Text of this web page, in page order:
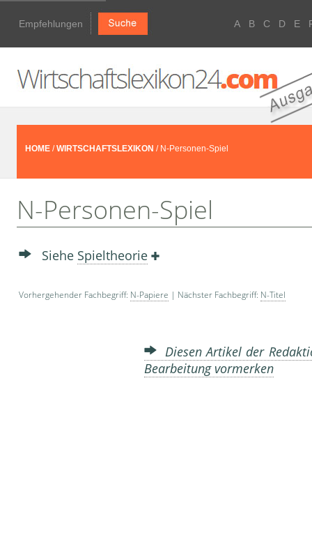
Empfehlungen A B C D E
HOME /WIRTSCHAFTSLEXIKON / N-Personen-Spiel
N-Personen-Spiel
Siehe Spieltheorie
Vorhergehender Fachbegriff: N-Papiere | Nächster Fachbegriff: N-Titel
Diesen Artikel der
Bearbeitung vormerken